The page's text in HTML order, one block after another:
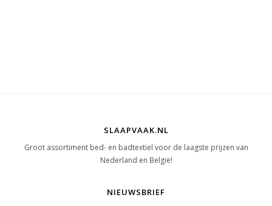
SLAAPVAAK.NL
Groot assortiment bed- en badtextiel voor de laagste prijzen van
Nederland en België!
NIEUWSBRIEF